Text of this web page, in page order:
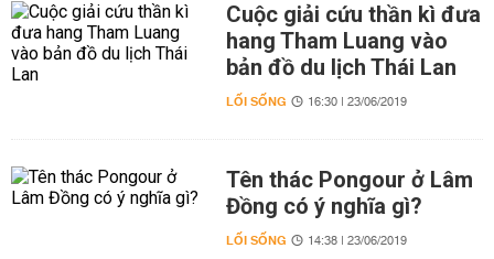
Cuộc giải cứu thần kì đưa
hang Tham Luang vào
bản đồ du lịch Thái Lan
LỐI SỐNG 16:30 | 23/06/2019
Tên thác Pongour ở Lâm
Đồng có ý nghĩa gì?
LỐI SỐNG 14:38 | 23/06/2019